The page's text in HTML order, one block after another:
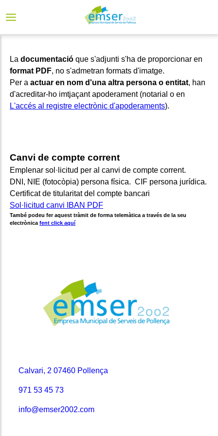
La documentació que s'adjunti s'ha de proporcionar en
format PDF, no s'admetran formats d'imatge.
Per a actuar en nom d'una altra persona o entitat, han
d'acreditar-ho imtjaçant apoderament (notarial o en
L'accés al registre electrònic d'apoderaments).
Canvi de compte corrent
Emplenar sol·licitud per al canvi de compte corrent.
DNI, NIE (fotocòpia) persona física. CIF persona jurídica.
Certificat de titularitat del compte bancari
Sol·licitud canvi IBAN PDF
També podeu fer aquest tràmit de forma telemàtica a través de la seu
electrònica fent click aquí
Calvari, 2 07460 Pollença
971 53 45 73
info@emser2002.com